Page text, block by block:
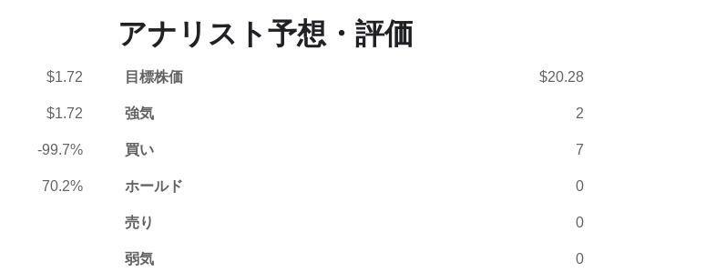
$1.72
$1.72
-99.7%
70.2%
アナリスト予想・評価
目標株価 $20.28
強気 2
買い 7
ホールド 0
売り 0
弱気 0